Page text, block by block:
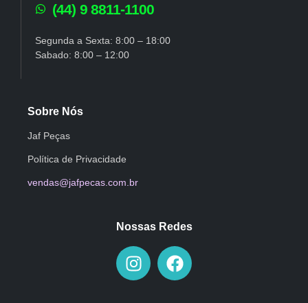
(44) 9 8811-1100
Segunda a Sexta: 8:00 – 18:00
Sabado: 8:00 – 12:00
Sobre Nós
Jaf Peças
Política de Privacidade
vendas@jafpecas.com.br
Nossas Redes